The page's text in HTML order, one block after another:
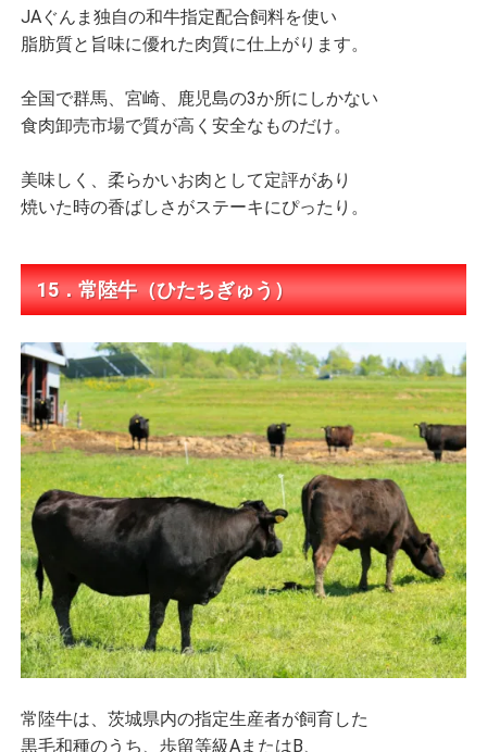
JAぐんま独自の和牛指定配合飼料を使い
脂肪質と旨味に優れた肉質に仕上がります。
全国で群馬、宮崎、鹿児島の3か所にしかない
食肉卸売市場で質が高く安全なものだけ。
美味しく、柔らかいお肉として定評があり
焼いた時の香ばしさがステーキにぴったり。
15．常陸牛（ひたちぎゅう）
常陸牛は、茨城県内の指定生産者が飼育した
黒毛和種のうち、歩留等級AまたはB、